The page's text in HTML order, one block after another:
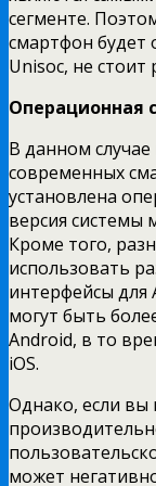
сегменте.
смартфон будет
Unisoc, не стоит
Операционная
В данном
современных
установлена
версия системы
Кроме того,
использовать
интерфейсы для
могут быть
Android, в то
iOS.
Однако, если вы
может